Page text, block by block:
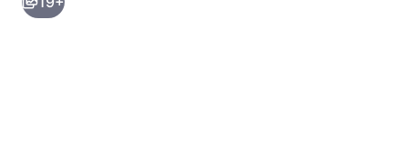
la
página